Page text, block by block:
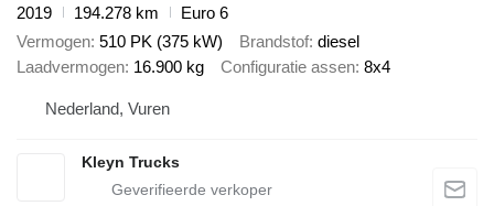
2019
194.278 km
Euro 6
Vermogen 510 PK (375 kW) Brandstof diesel
Laadvermogen 16.900 kg Configuratie assen 8x4
Nederland, Vuren
Kleyn Trucks